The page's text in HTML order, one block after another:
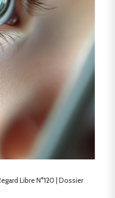
Libre N°120 | Dossier